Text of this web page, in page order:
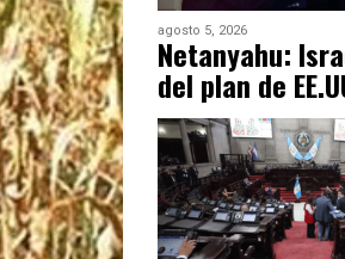
agosto 5, 2026
Netanyahu:
del plan de